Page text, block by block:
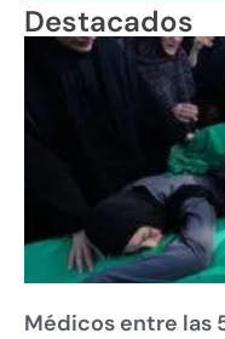
Destacados
Médicos entre las